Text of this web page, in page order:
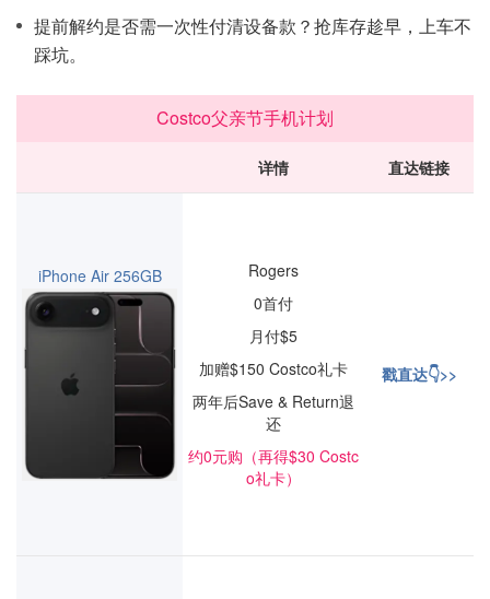
提前解约是否需一次性付清设备款？抢库存趁早，上车不
踩坑。
Costco父亲节手机计划
详情 直达链接
iPhone Air 256GB
Rogers
0首付
月付$5
加赠$150 Costco礼卡
两年后Save & Return退
还
约0元购（再得$30 Costc
o礼卡）
戳直达👇>>